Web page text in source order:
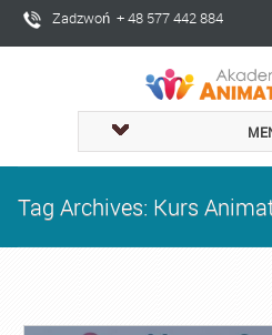
Zadzwoń + 48 577 442 884
Tag Archives: Kurs